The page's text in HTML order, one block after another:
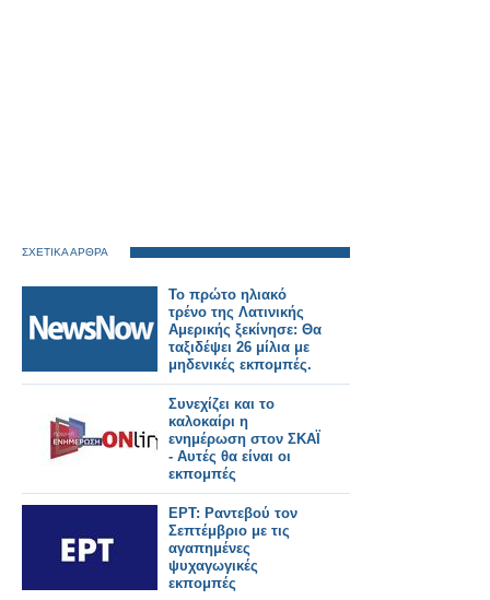
ΣΧΕΤΙΚΑ ΑΡΘΡΑ
Το πρώτο ηλιακό
τρένο της Λατινικής
Αμερικής ξεκίνησε: Θα
ταξιδέψει 26 μίλια με
μηδενικές εκπομπές.
Συνεχίζει και το
καλοκαίρι η
ενημέρωση στον ΣΚΑΪ
- Αυτές θα είναι οι
εκπομπές
ΕΡΤ: Ραντεβού τον
Σεπτέμβριο με τις
αγαπημένες
ψυχαγωγικές
εκπομπές